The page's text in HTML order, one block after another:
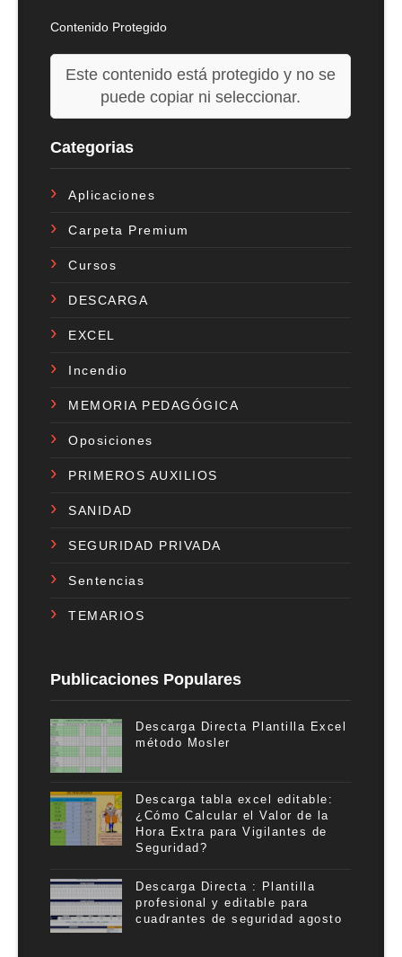
Contenido Protegido
Este contenido está protegido y no se
puede copiar ni seleccionar.
Categorias
Aplicaciones
Carpeta Premium
Cursos
DESCARGA
EXCEL
Incendio
MEMORIA PEDAGÓGICA
Oposiciones
PRIMEROS AUXILIOS
SANIDAD
SEGURIDAD PRIVADA
Sentencias
TEMARIOS
Publicaciones Populares
Descarga Directa Plantilla Excel
método Mosler
Descarga tabla excel editable:
¿Cómo Calcular el Valor de la
Hora Extra para Vigilantes de
Seguridad?
Descarga Directa : Plantilla
profesional y editable para
cuadrantes de seguridad agosto